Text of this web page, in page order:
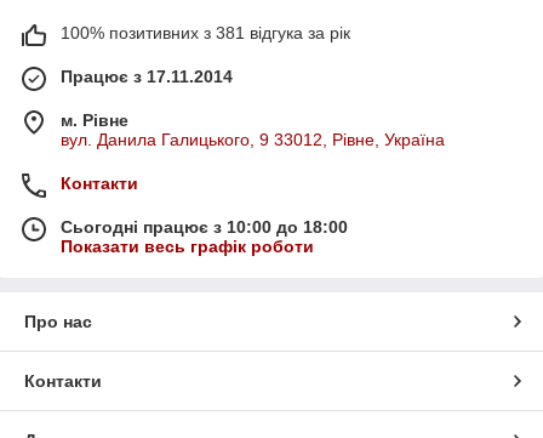
100% позитивних з 381 відгука за рік
Працює з 17.11.2014
м. Рівне
вул. Данила Галицького, 9 33012, Рівне, Україна
Контакти
Сьогодні працює з 10:00 до 18:00
Показати весь графік роботи
Про нас
Контакти